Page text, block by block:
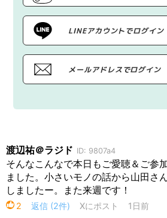
LINEアカウントでログイン
メールアドレスでログイン